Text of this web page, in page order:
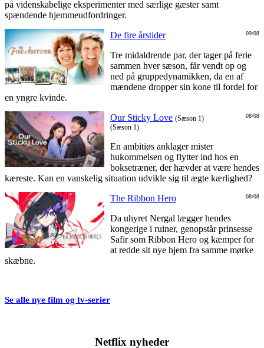
på videnskabelige eksperimenter med særlige gæster samt
spændende hjemmeudfordringer.
09/08
De fire årstider
Tre midaldrende par, der tager på ferie
sammen hver sæson, får vendt op og
ned på gruppedynamikken, da en af
mændene dropper sin kone til fordel for
en yngre kvinde.
08/08
Our Sticky Love (Sæson 1)
(Sæson 1)
En ambitiøs anklager mister
hukommelsen og flytter ind hos en
boksetræner, der hævder at være hendes
kæreste. Kan en vanskelig situation udvikle sig til ægte kærlighed?
08/08
The Ribbon Hero
Da uhyret Nergal lægger hendes
kongerige i ruiner, genopstår prinsesse
Safir som Ribbon Hero og kæmper for
at redde sit nye hjem fra samme mørke
skæbne.
Se alle nye film og tv-serier
Netflix nyheder